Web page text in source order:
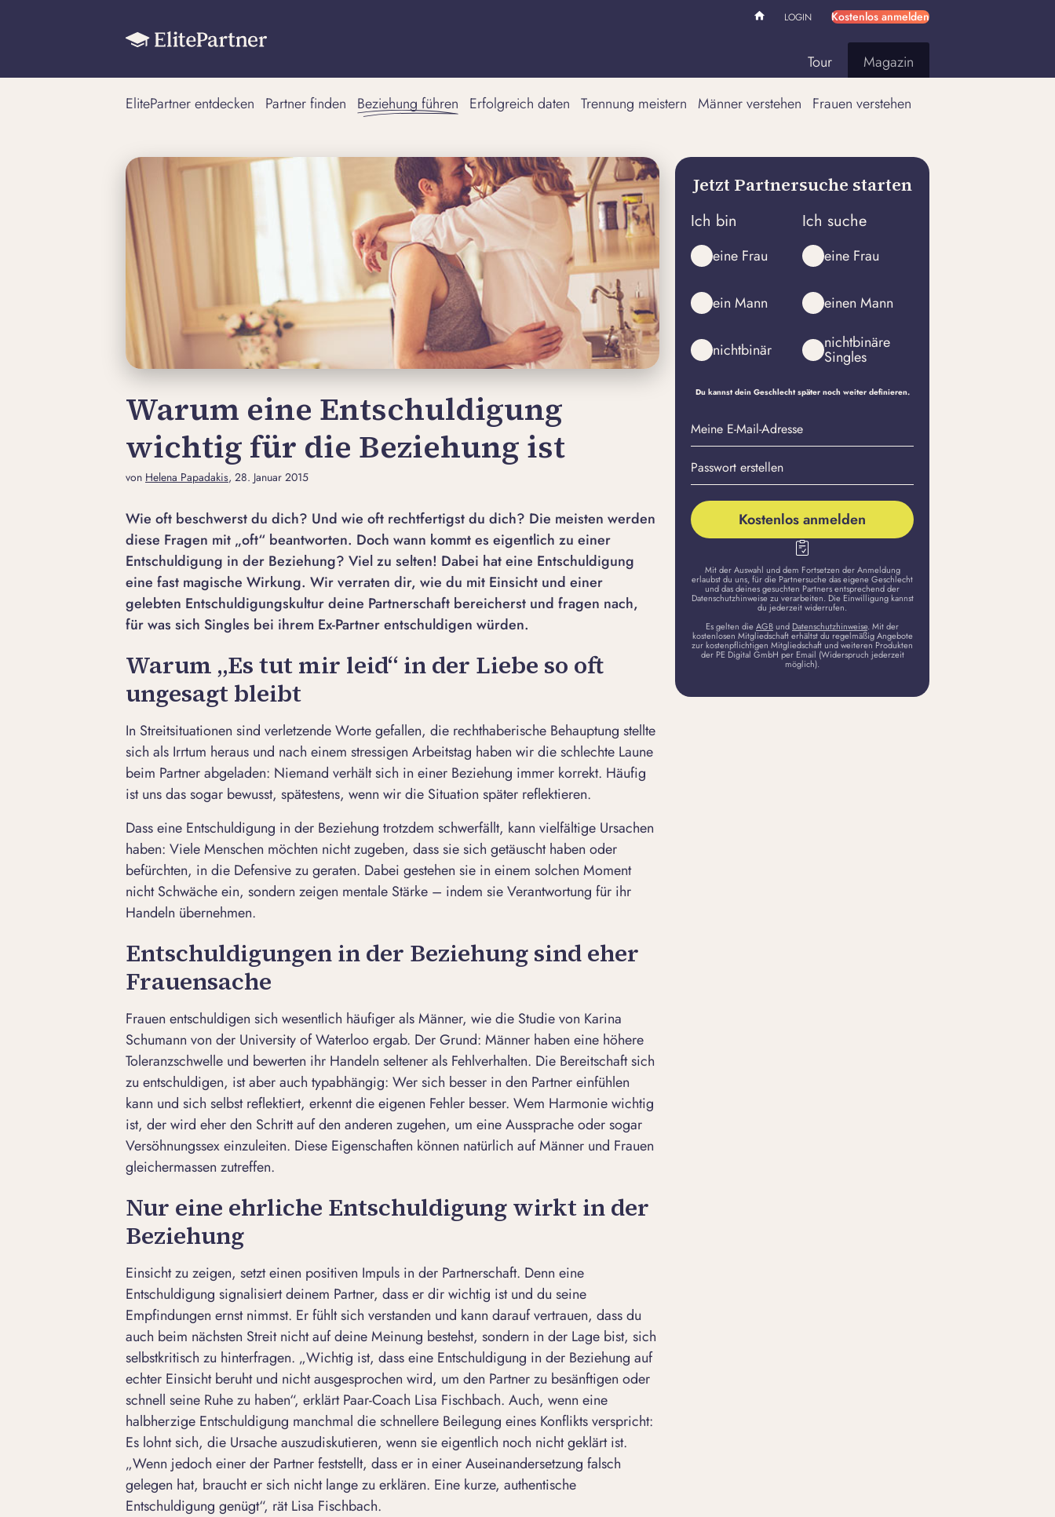
LOGIN Kostenlos anmelden
Tour Magazin
ElitePartner entdecken Partner finden Beziehung führen Erfolgreich daten Trennung meistern Männer verstehen Frauen verstehen
Warum eine Entschuldigung
wichtig für die Beziehung ist
von Helena Papadakis, 28. Januar 2015
Wie oft beschwerst du dich? Und wie oft rechtfertigst du dich? Die meisten werden
diese Fragen mit „oft“ beantworten. Doch wann kommt es eigentlich zu einer
Entschuldigung in der Beziehung? Viel zu selten! Dabei hat eine Entschuldigung
eine fast magische Wirkung. Wir verraten dir, wie du mit Einsicht und einer
gelebten Entschuldigungskultur deine Partnerschaft bereicherst und fragen nach,
für was sich Singles bei ihrem Ex-Partner entschuldigen würden.
Warum „Es tut mir leid“ in der Liebe so oft
ungesagt bleibt
In Streitsituationen sind verletzende Worte gefallen, die rechthaberische Behauptung stellte
sich als Irrtum heraus und nach einem stressigen Arbeitstag haben wir die schlechte Laune
beim Partner abgeladen: Niemand verhält sich in einer Beziehung immer korrekt. Häufig
ist uns das sogar bewusst, spätestens, wenn wir die Situation später reflektieren.
Dass eine Entschuldigung in der Beziehung trotzdem schwerfällt, kann vielfältige Ursachen
haben: Viele Menschen möchten nicht zugeben, dass sie sich getäuscht haben oder
befürchten, in die Defensive zu geraten. Dabei gestehen sie in einem solchen Moment
nicht Schwäche ein, sondern zeigen mentale Stärke – indem sie Verantwortung für ihr
Handeln übernehmen.
Entschuldigungen in der Beziehung sind eher
Frauensache
Frauen entschuldigen sich wesentlich häufiger als Männer, wie die Studie von Karina
Schumann von der University of Waterloo ergab. Der Grund: Männer haben eine höhere
Toleranzschwelle und bewerten ihr Handeln seltener als Fehlverhalten. Die Bereitschaft sich
zu entschuldigen, ist aber auch typabhängig: Wer sich besser in den Partner einfühlen
kann und sich selbst reflektiert, erkennt die eigenen Fehler besser. Wem Harmonie wichtig
ist, der wird eher den Schritt auf den anderen zugehen, um eine Aussprache oder sogar
Versöhnungssexeinzuleiten. Diese Eigenschaften können natürlich auf Männer und Frauen
gleichermassen zutreffen.
Nur eine ehrliche Entschuldigung wirkt in der
Beziehung
Einsicht zu zeigen, setzt einen positiven Impuls in der Partnerschaft. Denn eine
Entschuldigung signalisiert deinem Partner, dass er dir wichtig ist und du seine
Empfindungen ernst nimmst. Er fühlt sich verstanden und kann darauf vertrauen, dass du
auch beim nächsten Streit nicht auf deine Meinung bestehst, sondern in der Lage bist, sich
selbstkritisch zu hinterfragen. „Wichtig ist, dass eine Entschuldigung in der Beziehung auf
echter Einsicht beruht und nicht ausgesprochen wird, um den Partner zu besänftigen oder
schnell seine Ruhe zu haben“, erklärt Paar-Coach Lisa Fischbach. Auch, wenn eine
halbherzige Entschuldigung manchmal die schnellere Beilegung eines Konflikts verspricht:
Es lohnt sich, die Ursache auszudiskutieren, wenn sie eigentlich noch nicht geklärt ist.
„Wenn jedoch einer der Partner feststellt, dass er in einer Auseinandersetzung falsch
gelegen hat, braucht er sich nicht lange zu erklären. Eine kurze, authentische
Entschuldigung genügt“, rät Lisa Fischbach.
Jetzt Partnersuche starten
Ich bin
eine Frau
ein Mann
nichtbinär
Ich suche
eine Frau
einen Mann
nichtbinäre
Singles
Du kannst dein Geschlecht später noch weiter definieren.
Meine
E-
Mail-
Adresse
Passwort
erstellen
Kostenlos anmelden
Mit der Auswahl und dem Fortsetzen der Anmeldung
erlaubst du uns, für die Partnersuche das eigene Geschlecht
und das deines gesuchten Partners entsprechend der
Datenschutzhinweise zu verarbeiten. Die Einwilligung kannst
du jederzeit widerrufen.
Es gelten dieAGBund Datenschutzhinweise. Mit der
kostenlosen Mitgliedschaft erhältst du regelmäßig Angebote
zur kostenpflichtigen Mitgliedschaft und weiteren Produkten
der PE Digital GmbH per Email (Widerspruch jederzeit
möglich).